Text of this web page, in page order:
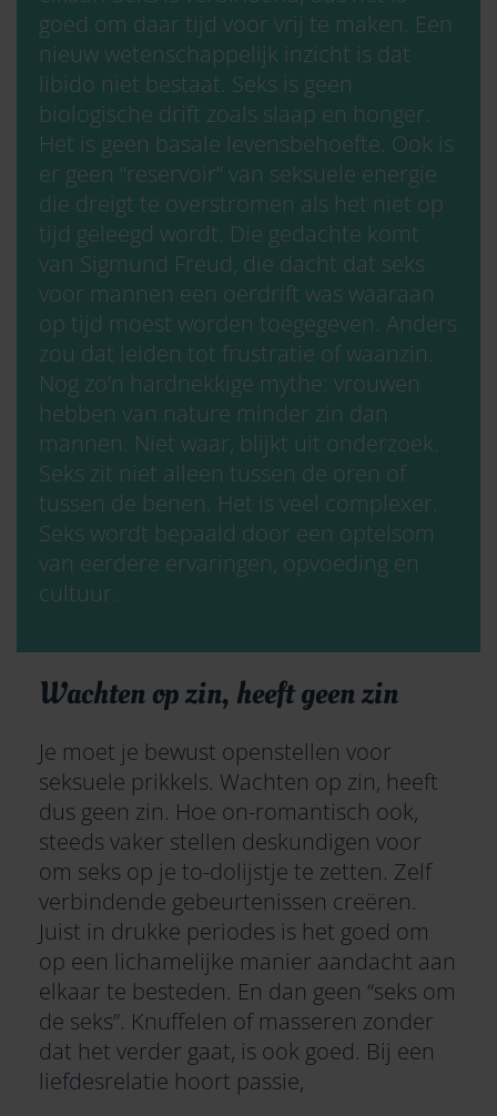
goed om daar tijd voor vrij te maken. Een
nieuw wetenschappelijk inzicht is dat
libido niet bestaat. Seks is geen
biologische drift zoals slaap en honger.
Het is geen basale levensbehoefte. Ook is
er geen “reservoir” van seksuele energie
die dreigt te overstromen als het niet op
tijd geleegd wordt. Die gedachte komt
van Sigmund Freud, die dacht dat seks
voor mannen een oerdrift was waaraan
op tijd moest worden toegegeven. Anders
zou dat leiden tot frustratie of waanzin.
Nog zo’n hardnekkige mythe: vrouwen
hebben van nature minder zin dan
mannen. Niet waar, blijkt uit onderzoek.
Seks zit niet alleen tussen de oren of
tussen de benen. Het is veel complexer.
Seks wordt bepaald door een optelsom
van eerdere ervaringen, opvoeding en
cultuur.
Wachten op zin, heeft geen zin
Je moet je bewust openstellen voor
seksuele prikkels. Wachten op zin, heeft
dus geen zin. Hoe on-romantisch ook,
steeds vaker stellen deskundigen voor
om seks op je to-dolijstje te zetten. Zelf
verbindende gebeurtenissen creëren.
Juist in drukke periodes is het goed om
op een lichamelijke manier aandacht aan
elkaar te besteden. En dan geen “seks om
de seks”. Knuffelen of masseren zonder
dat het verder gaat, is ook goed. Bij een
liefdesrelatie hoort passie,